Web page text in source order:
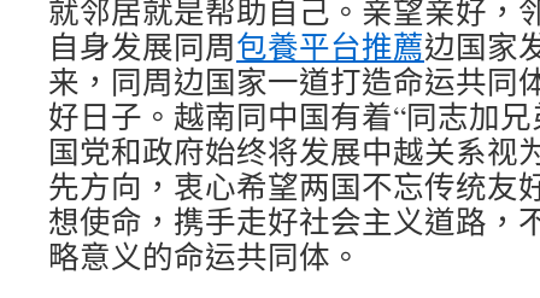
就邻居就是帮助自己。亲望亲好，
自身发展同周包養平台推薦边国家
来，同周边国家一道打造命运共同
好日子。越南同中国有着“同志加
国党和政府始终将发展中越关系视
先方向，衷心希望两国不忘传统友
想使命，携手走好社会主义道路，
略意义的命运共同体。